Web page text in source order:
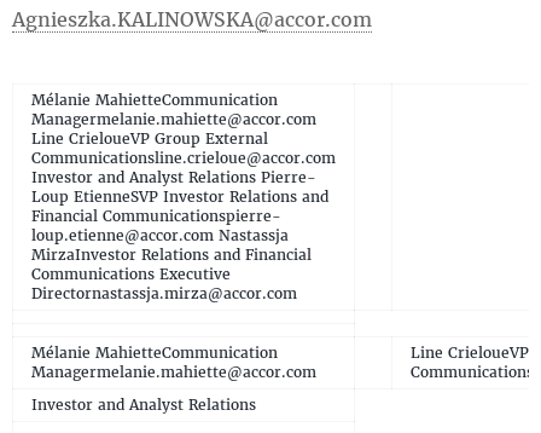
Agnieszka.KALINOWSKA@accor.com
Mélanie MahietteCommunication
Managermelanie.mahiette@accor.com
Line CrieloueVP Group External
Communicationsline.crieloue@accor.com
Investor and Analyst Relations Pierre-
Loup EtienneSVP Investor Relations and
Financial Communicationspierre-
loup.etienne@accor.com Nastassja
MirzaInvestor Relations and Financial
Communications Executive
Directornastassja.mirza@accor.com
Mélanie MahietteCommunication
Managermelanie.mahiette@accor.com
Line CrieloueVP
Investor and Analyst Relations